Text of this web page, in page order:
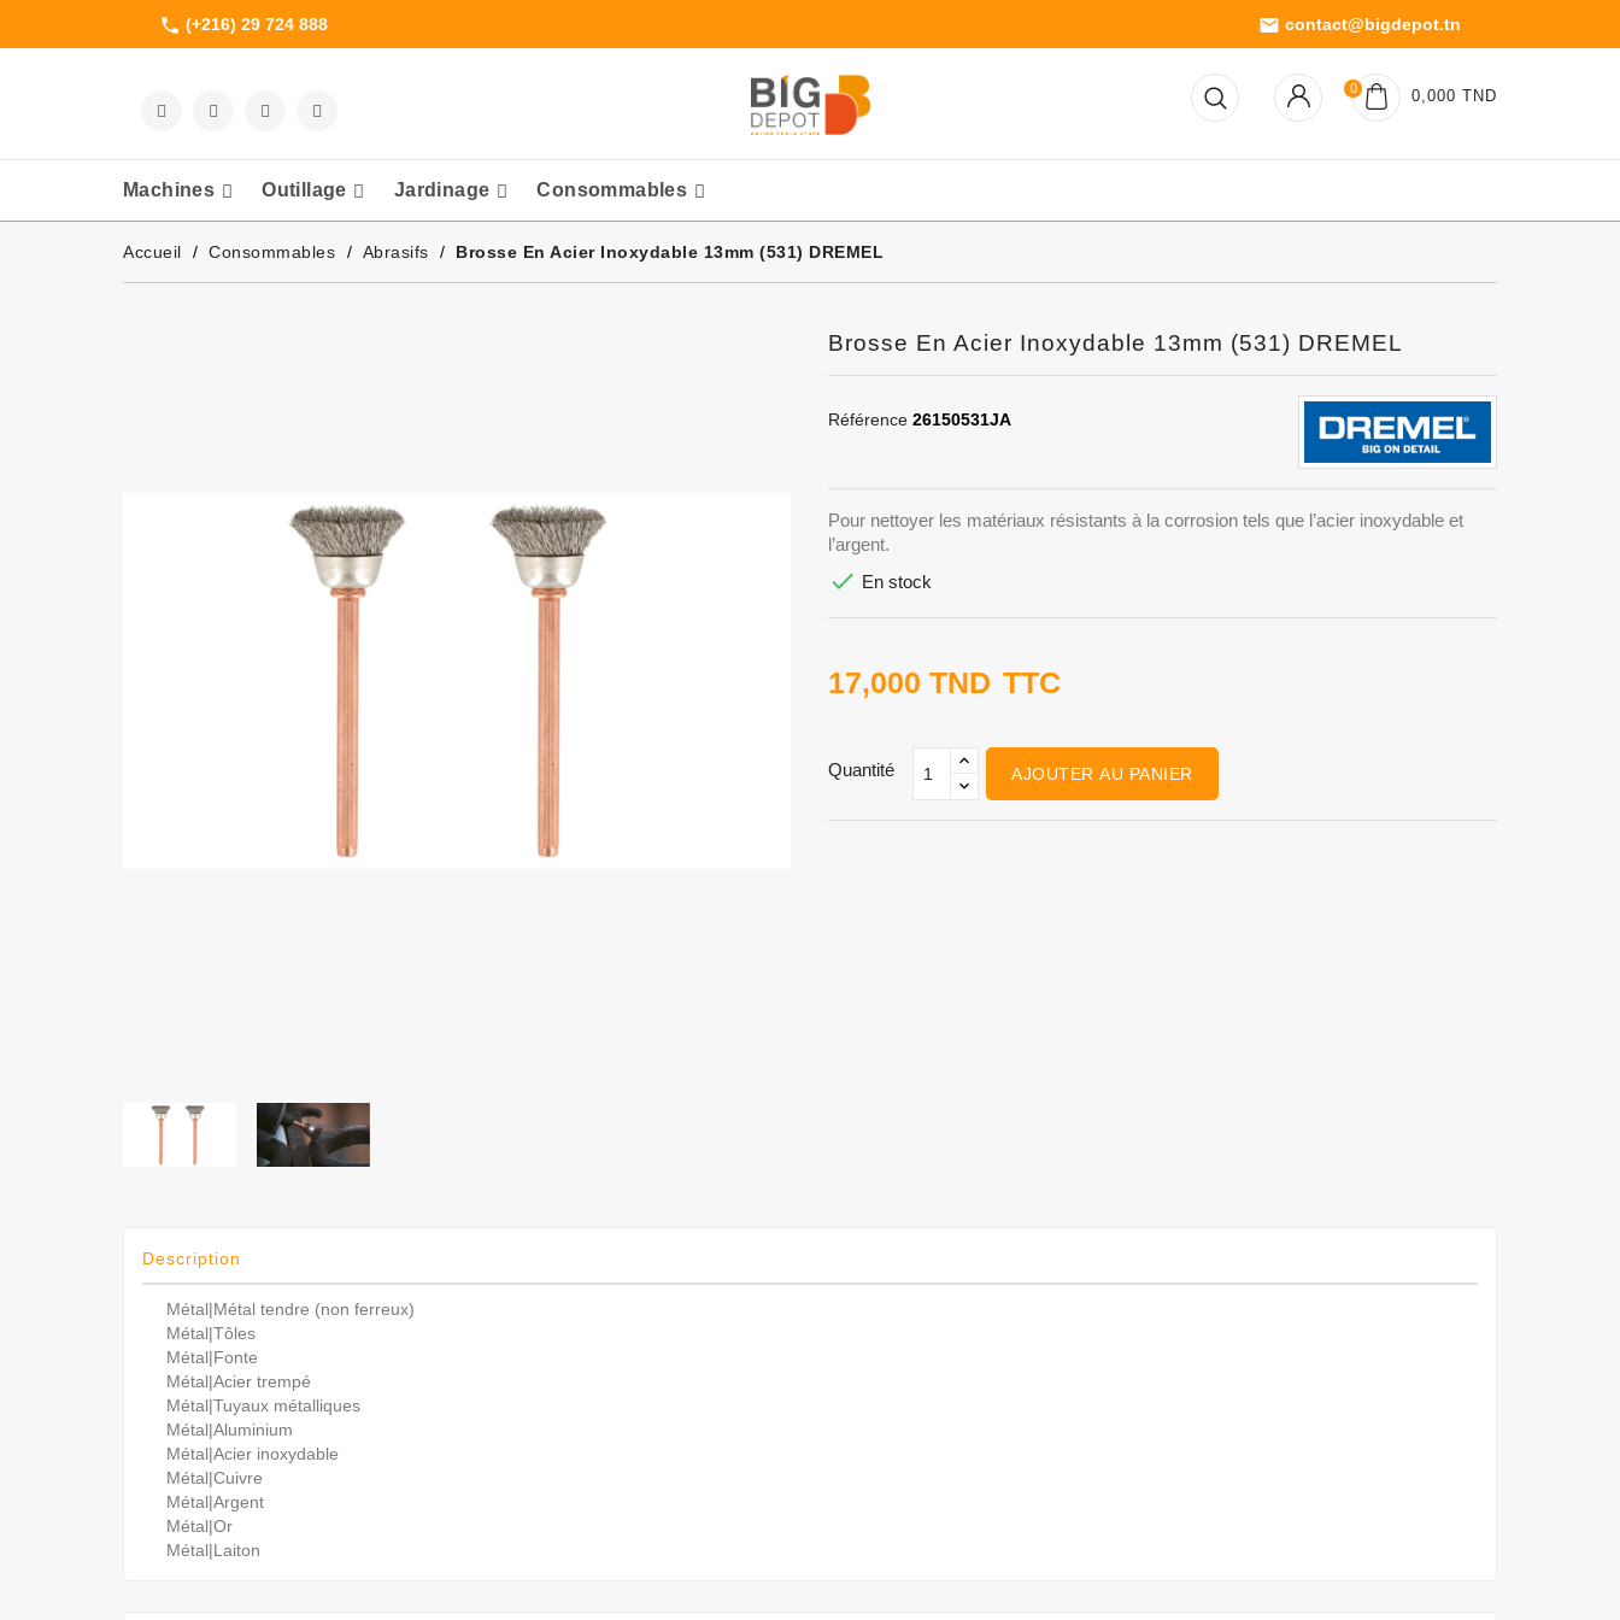
phone (+216) 29 724 888 email contact@bigdepot.tn
0 0,000 TND
Machines Outillage Jardinage Consommables
Accueil Consommables Abrasifs Brosse En Acier Inoxydable 13mm (531) DREMEL
Brosse En Acier Inoxydable 13mm (531) DREMEL
Référence 26150531JA
Pour nettoyer les matériaux résistants à la corrosion tels que l’acier inoxydable et
l’argent.
 En stock
17,000 TND TTC
Quantité AJOUTER AU PANIER
Description
Métal|Métal tendre (non ferreux)
Métal|Tôles
Métal|Fonte
Métal|Acier trempé
Métal|Tuyaux métalliques
Métal|Aluminium
Métal|Acier inoxydable
Métal|Cuivre
Métal|Argent
Métal|Or
Métal|Laiton